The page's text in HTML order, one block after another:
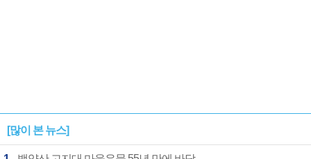
[많이 본 뉴스]